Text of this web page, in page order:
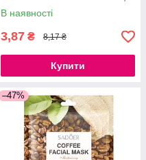
25г
В наявності
3,87 ₴ 8,17 ₴
Купити
–47%